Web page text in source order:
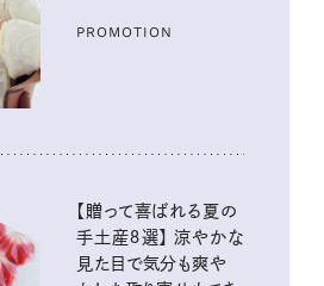
PROMOTION
【贈って喜ばれる夏の
手土産８選】 涼やかな
見た目で気分も爽や